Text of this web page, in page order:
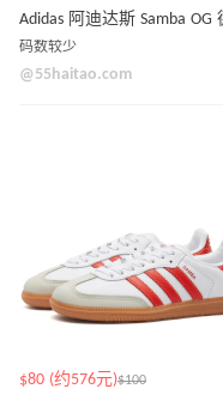
码数较少
@55haitao.com
$80 (约576元)$100